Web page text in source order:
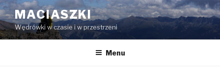
Przeskocz
do
treści
MACIASZKI
Wędrówki w czasie i w przestrzeni
Menu